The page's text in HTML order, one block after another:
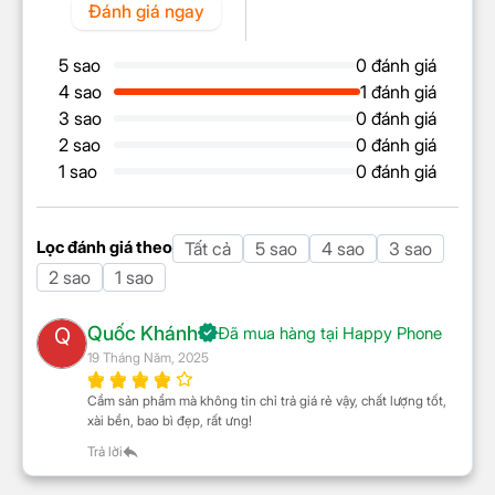
Thẻ sim
SIM kép (SIM Nano và eSIM)
Hỗ trợ hai eSIM
Mạng di động
Wifi
v5.3
Định vị GPS
QZSS
GLONASS
NavIC
GALILEO
Cổng kết nối/sạc
Type-C
Jack tai nghe
Type-C
Màn hình Super Retina
XDR 6.7 inch: To, sáng, đã
mắt
Màn hình iPhone 16 Plus lớn 6.7 inch, công nghệ
Super Retina XDR, độ phân giải 1290x2796 pixel,
Đánh giá ngay
5 sao
0 đánh giá
4 sao
1 đánh giá
3 sao
0 đánh giá
2 sao
0 đánh giá
1 sao
0 đánh giá
Lọc đánh giá theo Tất cả 5 sao 4 sao
3 sao
2 sao
1 sao
Q Quốc Khánh Đã mua hàng tại Happy Phone
19 Tháng Năm, 2025
Cầm sản phẩm mà không tin chỉ trả giá rẻ vậy, chất lượng tốt,
xài bền, bao bì đẹp, rất ưng!
Trả lời